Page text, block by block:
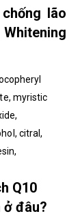
lão
myristic
citral,
Q10
ở đâu?